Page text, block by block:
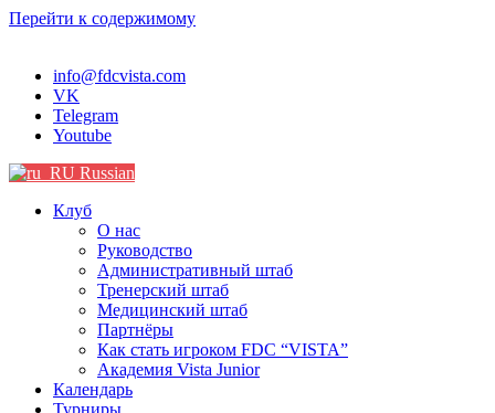
Перейти к содержимому
info@fdcvista.com
VK
Telegram
Youtube
Russian
Клуб
О нас
Руководство
Административный штаб
Тренерский штаб
Медицинский штаб
Партнёры
Как стать игроком FDC “VISTA”
Академия Vista Junior
Календарь
Турниры